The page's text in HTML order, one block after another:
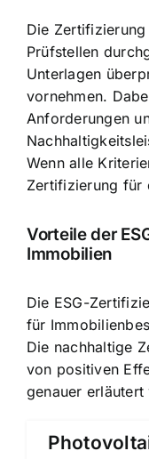
Die
Prüfstellen
Unterlagen
vornehmen.
Anforderungen
Wenn alle
Zertifizierung für
Vorteile der
Immobilien
Die ESG-
für
Die nachhaltige
von positiven
genauer erläutert